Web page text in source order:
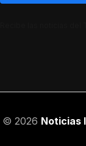
© 2026 Noticias